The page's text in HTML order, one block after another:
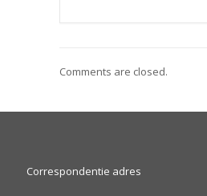
Comments are closed.
Correspondentie adres